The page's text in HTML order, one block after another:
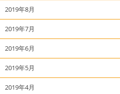
2019年8月
2019年7月
2019年6月
2019年5月
2019年4月